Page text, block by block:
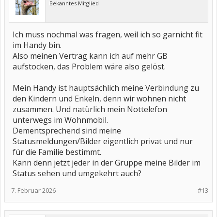
Bekanntes Mitglied
Ich muss nochmal was fragen, weil ich so garnicht fit
im Handy bin.
Also meinen Vertrag kann ich auf mehr GB
aufstocken, das Problem wäre also gelöst.
Mein Handy ist hauptsächlich meine Verbindung zu
den Kindern und Enkeln, denn wir wohnen nicht
zusammen. Und natürlich mein Nottelefon
unterwegs im Wohnmobil.
Dementsprechend sind meine
Statusmeldungen/Bilder eigentlich privat und nur
für die Familie bestimmt.
Kann denn jetzt jeder in der Gruppe meine Bilder im
Status sehen und umgekehrt auch?
#13
7. Februar 2026